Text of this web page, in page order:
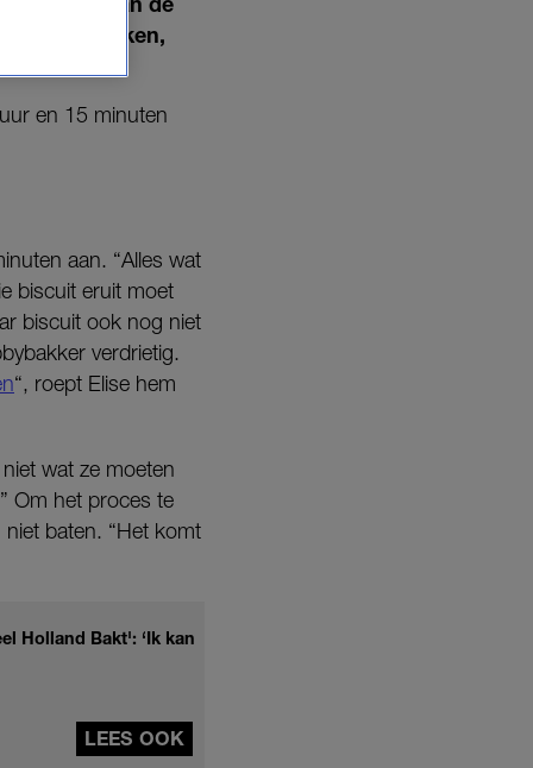
maken,
en 15 minuten
aan. “Alles wat
biscuit eruit moet
biscuit ook nog niet
verdrietig.
“, roept Elise hem
wat ze moeten
Om het proces te
baten. “Het komt
Holland Bakt': ‘Ik kan
LEES OOK